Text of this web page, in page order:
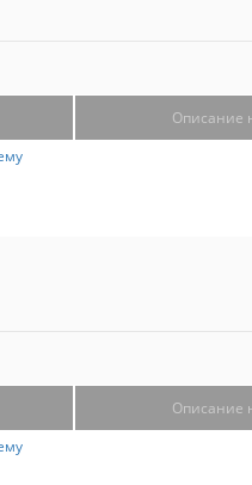
Описание
Описание